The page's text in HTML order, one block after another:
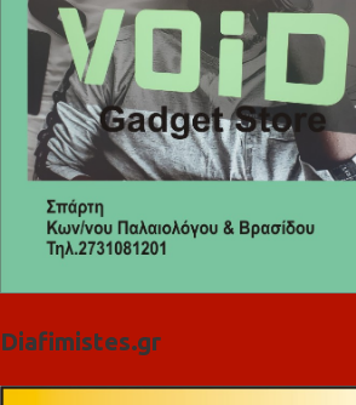
Diafimistes.gr